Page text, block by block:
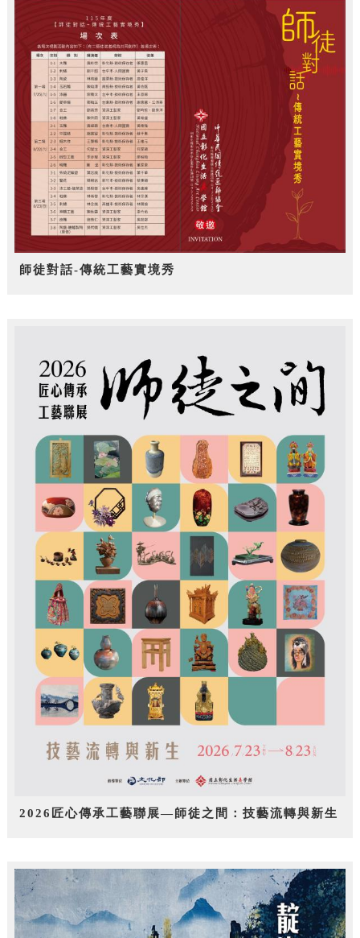
師徒對話-傳統工藝實境秀
2026匠心傳承工藝聯展—師徒之間：技藝流轉與新生